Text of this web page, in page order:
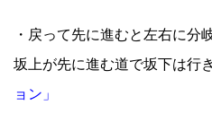
・戻って先に進むと左右に分
坂上が先に進む道で坂下は行
ョン」